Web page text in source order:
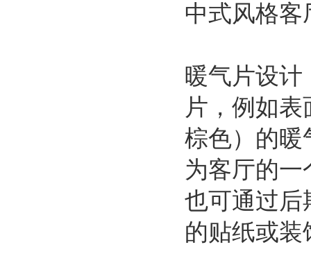
中式风格客
暖气片设
片，例如
棕色）的暖
为客厅的
也可通过后
的贴纸或装